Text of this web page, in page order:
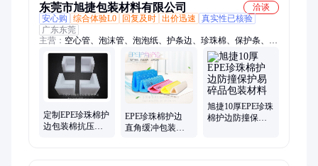
东莞市旭捷包装材料有限公司
洽谈
安心购
综合体验L0 回复及时 出价迅速
真实性已核验
广东东莞
主营： 空心管、泡沫管、泡泡纸、护条边、珍珠棉、保护条、护
角条、纸护角、珠棉袋、气泡膜、纸托盘、灯饰纸、滑托板、泡
沫角、气泡垫、气柱袋、气泡片、泡沫袋、纱管纸、充气袋、加
厚纸、纸滑板、边缘纸、纸包角、包边纸
定制EPE珍珠棉护
边包装棉抗压防
EPE珍珠棉护边
直角缓冲包装棉 L
旭捷10厚EPE珍珠
棉护边防撞保护